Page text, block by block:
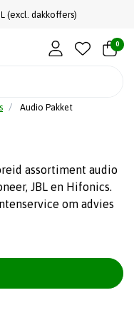
(excl. dakkoffers)
0
Audio Pakket
assortiment audio
JBL en Hifonics.
om advies